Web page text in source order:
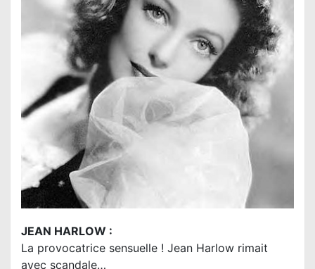
JEAN HARLOW :
La provocatrice sensuelle ! Jean Harlow rimait
avec scandale…